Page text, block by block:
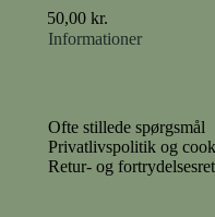
50,00kr.
Informationer
Ofte stillede spørgsmål
Privatlivspolitik og
Retur- og fortrydelsesret